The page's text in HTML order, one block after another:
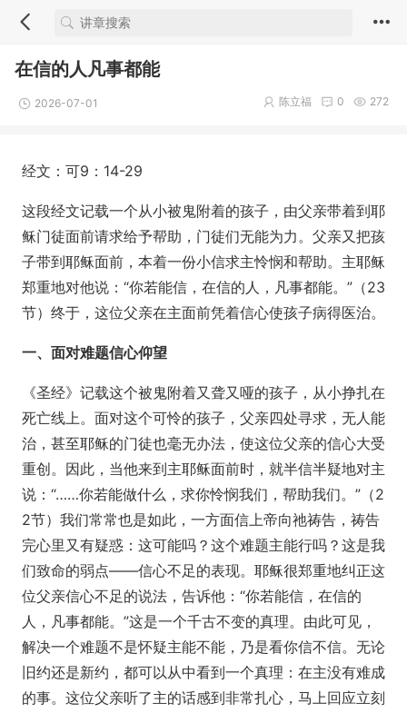
在信的人凡事都能
2026-07-01 272
0
陈立福
经文：可9：14-29
这段经文记载一个从小被鬼附着的孩子，由父亲带着到耶
稣门徒面前请求给予帮助，门徒们无能为力。父亲又把孩
子带到耶稣面前，本着一份小信求主怜悯和帮助。主耶稣
郑重地对他说：“你若能信，在信的人，凡事都能。”（23
节）终于，这位父亲在主面前凭着信心使孩子病得医治。
一、面对难题信心仰望
《圣经》记载这个被鬼附着又聋又哑的孩子，从小挣扎在
死亡线上。面对这个可怜的孩子，父亲四处寻求，无人能
治，甚至耶稣的门徒也毫无办法，使这位父亲的信心大受
重创。因此，当他来到主耶稣面前时，就半信半疑地对主
说：“……你若能做什么，求你怜悯我们，帮助我们。”（2
2节）我们常常也是如此，一方面信上帝向祂祷告，祷告
完心里又有疑惑：这可能吗？这个难题主能行吗？这是我
们致命的弱点――信心不足的表现。耶稣很郑重地纠正这
位父亲信心不足的说法，告诉他：“你若能信，在信的
人，凡事都能。”这是一个千古不变的真理。由此可见，
解决一个难题不是怀疑主能不能，乃是看你信不信。无论
旧约还是新约，都可以从中看到一个真理：在主没有难成
的事。这位父亲听了主的话感到非常扎心，马上回应立刻